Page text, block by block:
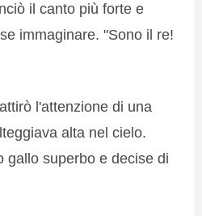
il canto più forte e
immaginare. "Sono il re!
l'attenzione di una
alta nel cielo.
gallo superbo e decise di